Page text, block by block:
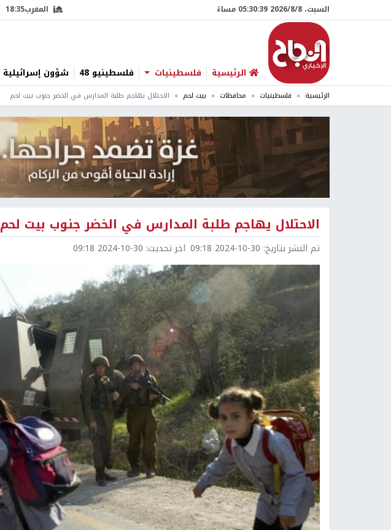
السبت، 8/‏8/‏2026 05:30:40 مساءً المغرب18:35
الرئيسية فلسطينيات فلسطينيو 48 شؤون إسرائيلية
الرئيسية فلسطينيات محافظات بيت لحم الاحتلال يهاجم طلبة المدارس في الخضر جنوب بيت لحم
الاحتلال يهاجم طلبة المدارس في الخضر جنوب بيت لحم
تم النشر بتاريخ: 2024-10-30 09:18 اخر تحديث: 2024-10-30 09:18